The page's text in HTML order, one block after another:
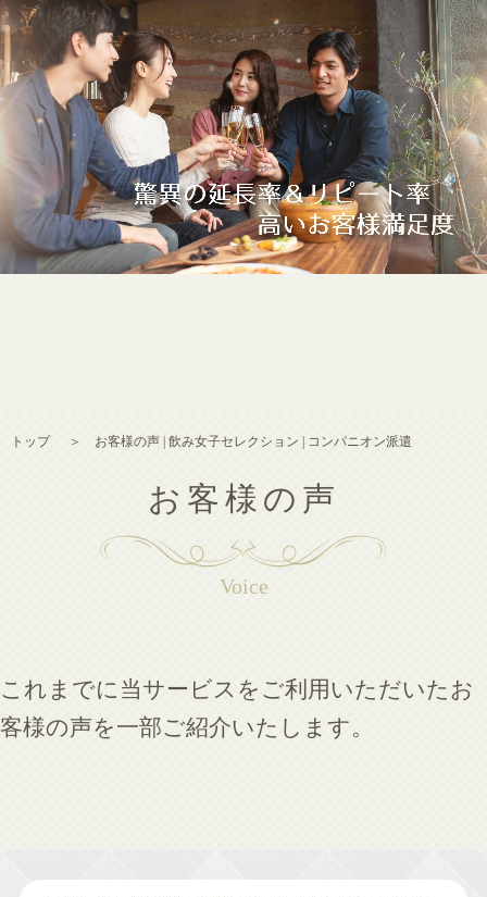
トップ ＞ お客様の声 | 飲み女子セレクション | コンパニオン派遣
お客様の声
Voice
これまでに当サービスをご利用いただいたお
客様の声を一部ご紹介いたします。